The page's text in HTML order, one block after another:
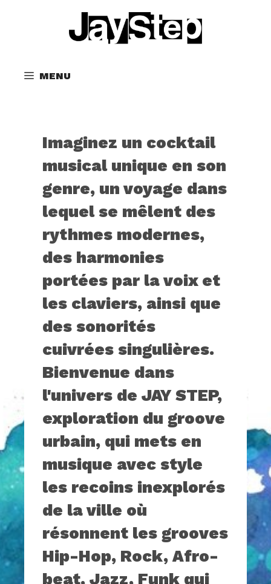
MENU
Imaginez un cocktail
musical unique en son
genre, un voyage dans
lequel se mêlent des
rythmes modernes,
des harmonies
portées par la voix et
les claviers, ainsi que
des sonorités
cuivrées singulières.
Bienvenue dans
l'univers de JAY STEP,
exploration du groove
urbain, qui mets en
musique avec style
les recoins inexplorés
de la ville où
résonnent les grooves
Hip-Hop, Rock, Afro-
beat, Jazz, Funk qui